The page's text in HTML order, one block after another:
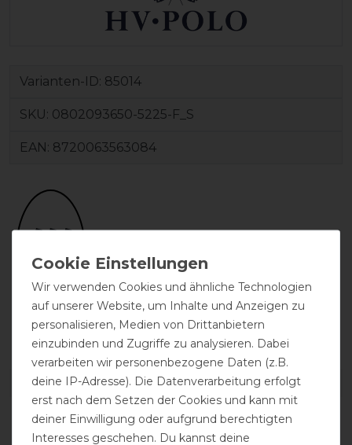
Varianten-ID: 85014
SKU: 0802093650-5225-F_S
EAN: 8720063563084
atmungsaktiv
DETAILS ZUR PRODUKTSICHERHEIT
Wir verwenden Cookies und ähnliche Technologien
auf unserer Website, um Inhalte und Anzeigen zu
personalisieren, Medien von Drittanbietern
einzubinden und Zugriffe zu analysieren. Dabei
verarbeiten wir personenbezogene Daten (z.B.
deine IP-Adresse). Die Datenverarbeitung erfolgt
erst nach dem Setzen der Cookies und kann mit
deiner Einwilligung oder aufgrund berechtigten
Interesses geschehen. Du kannst deine